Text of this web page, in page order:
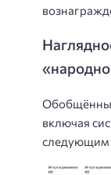
включая
следующим